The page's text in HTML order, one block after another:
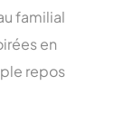
familial
en
repos